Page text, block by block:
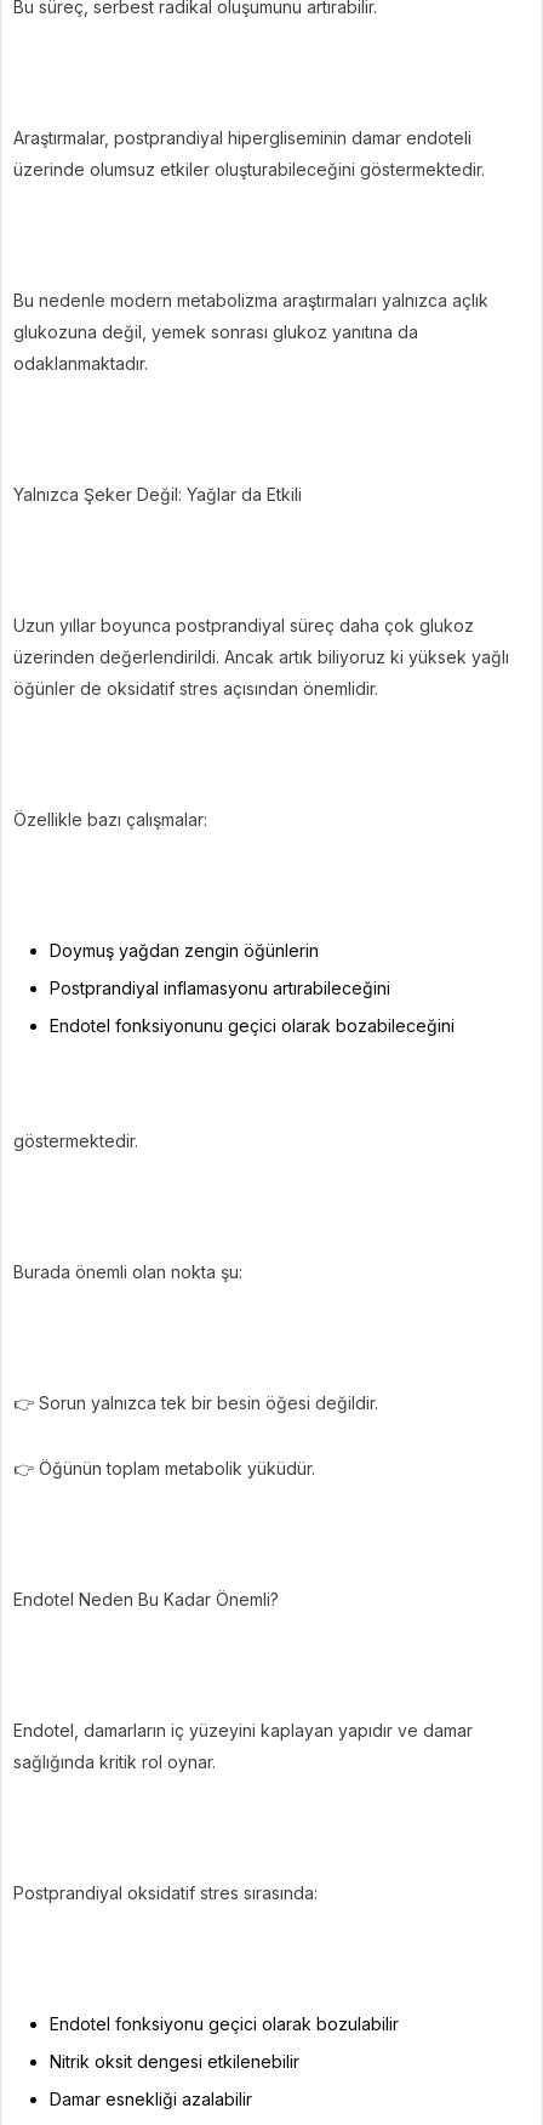
Bu süreç, serbest radikal oluşumunu artırabilir.
Araştırmalar, postprandiyal hipergliseminin damar endoteli
üzerinde olumsuz etkiler oluşturabileceğini göstermektedir.
Bu nedenle modern metabolizma araştırmaları yalnızca açlık
glukozuna değil, yemek sonrası glukoz yanıtına da
odaklanmaktadır.
Yalnızca Şeker Değil: Yağlar da Etkili
Uzun yıllar boyunca postprandiyal süreç daha çok glukoz
üzerinden değerlendirildi. Ancak artık biliyoruz ki yüksek yağlı
öğünler de oksidatif stres açısından önemlidir.
Özellikle bazı çalışmalar:
Doymuş yağdan zengin öğünlerin
Postprandiyal inflamasyonu artırabileceğini
Endotel fonksiyonunu geçici olarak bozabileceğini
göstermektedir.
Burada önemli olan nokta şu:
👉 Sorun yalnızca tek bir besin öğesi değildir.
👉 Öğünün toplam metabolik yüküdür.
Endotel Neden Bu Kadar Önemli?
Endotel, damarların iç yüzeyini kaplayan yapıdır ve damar
sağlığında kritik rol oynar.
Postprandiyal oksidatif stres sırasında:
Endotel fonksiyonu geçici olarak bozulabilir
Nitrik oksit dengesi etkilenebilir
Damar esnekliği azalabilir